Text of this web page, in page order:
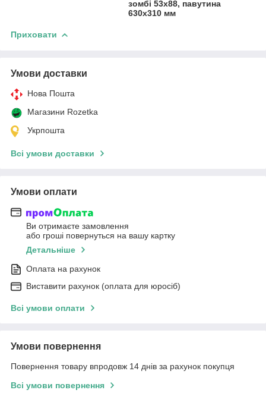
зомбі 53х88, павутина
630x310 мм
Приховати
Умови доставки
Нова Пошта
Магазини Rozetka
Укрпошта
Всі умови доставки
Умови оплати
Ви отримаєте замовлення
або гроші повернуться на вашу картку
Детальніше
Оплата на рахунок
Виставити рахунок (оплата для юросіб)
Всі умови оплати
Умови повернення
Повернення товару впродовж 14 днів за рахунок покупця
Всі умови повернення